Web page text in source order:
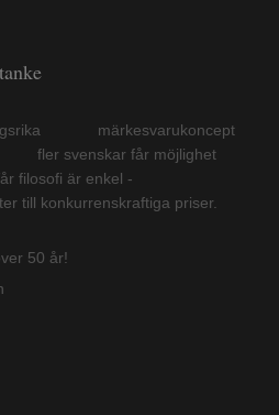
märkesvarukoncept
svenskar får möjlighet
filosofi är enkel -
priser.
50 år!